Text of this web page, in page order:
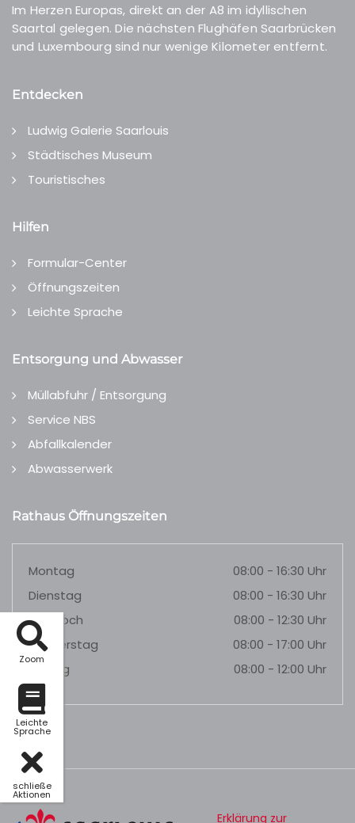
Zoom
Leichte
Sprache
schließe
Aktionen
Im Herzen Europas, direkt an der A8 im idyllischen
Saartal gelegen. Die nächsten Flughäfen Saarbrücken
und Luxembourg sind nur wenige Kilometer entfernt.
Entdecken
Ludwig Galerie Saarlouis
Städtisches Museum
Touristisches
Hilfen
Formular-Center
Öffnungszeiten
Leichte Sprache
Entsorgung und Abwasser
Müllabfuhr / Entsorgung
Service NBS
Abfallkalender
Abwasserwerk
Rathaus Öffnungszeiten
Montag
08:00 - 16:30 Uhr
Dienstag
08:00 - 16:30 Uhr
Mittwoch
08:00 - 12:30 Uhr
Donnerstag
08:00 - 17:00 Uhr
Freitag
08:00 - 12:00 Uhr
Erklärung zur